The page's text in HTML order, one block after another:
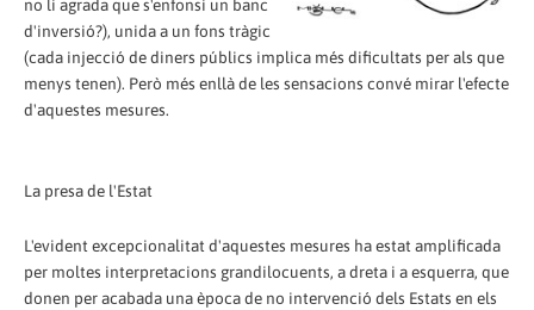
no li agrada que s'enfonsi un banc
d'inversió?), unida a un fons tràgic
(cada injecció de diners públics implica més dificultats per als que
menys tenen). Però més enllà de les sensacions convé mirar l'efecte
d'aquestes mesures.
La presa de l'Estat
L'evident excepcionalitat d'aquestes mesures ha estat amplificada
per moltes interpretacions grandilocuents, a dreta i a esquerra, que
donen per acabada una època de no intervenció dels Estats en els